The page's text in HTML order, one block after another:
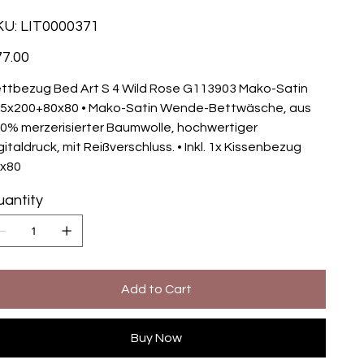
SKU
LIT0000371
LIT0000371
Bed Art S 4 Wild Rose G113903 Mako-Satin
• Mako-Satin Wende-Bettwäsche, aus
merzerisierter Baumwolle, hochwertiger
mit Reißverschluss. • Inkl. 1x Kissenbezug
Add to Cart
Buy Now